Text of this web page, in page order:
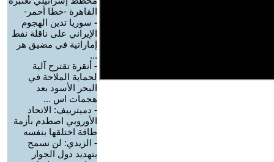
القاهرة -خطا أحمر-
- سوريا تدين الهجوم
الإيراني على ناقلة نفط
إماراتية في مضيق هر
...
- أنقرة تقترح آلية
لحماية الملاحة في
البحر الأسود بعد
هجمات اس ...
- دميترييف: الاتحاد
الأوروبي اصطدم بأزمة
طاقة اختلقها بنفسه
- الزيدي: لن نسمح
بتهديد دول الجوار